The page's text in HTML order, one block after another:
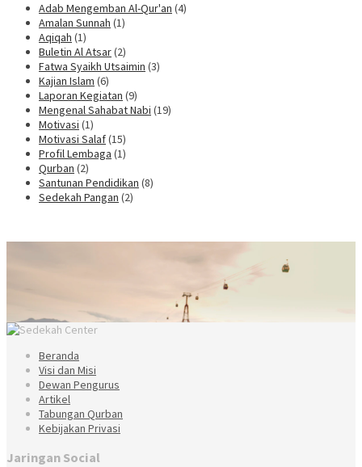
Adab Mengemban Al-Qur'an (4)
Amalan Sunnah (1)
Aqiqah (1)
Buletin Al Atsar(2)
Fatwa Syaikh Utsaimin (3)
Kajian Islam (6)
Laporan Kegiatan (9)
Mengenal Sahabat Nabi (19)
Motivasi (1)
Motivasi Salaf(15)
Profil Lembaga (1)
Qurban (2)
Santunan Pendidikan (8)
Sedekah Pangan (2)
Beranda
Visi dan Misi
Dewan Pengurus
Artikel
Tabungan Qurban
Kebijakan Privasi
Jaringan Social